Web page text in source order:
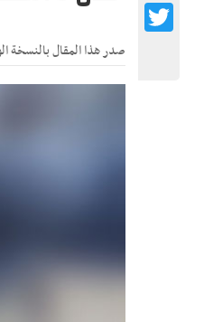
صدر هذا المقال بالنسخة
Twitter